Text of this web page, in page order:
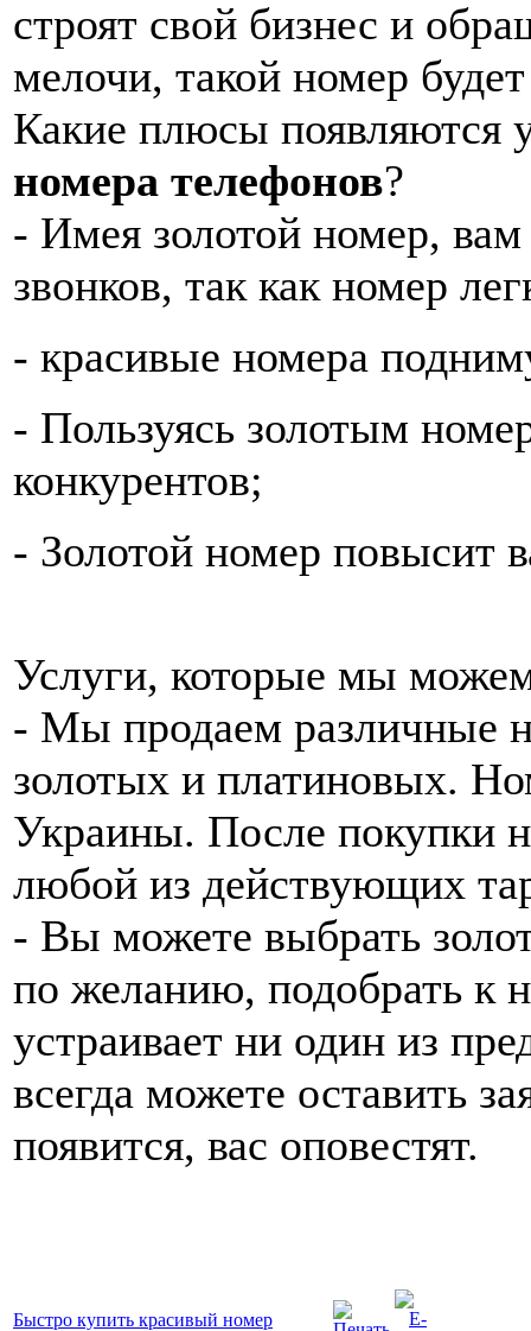
строят свой бизнес и
мелочи, такой номер
Какие плюсы появляются
номера телефонов?
- Имея золотой номер,
звонков, так как номер
- красивые номера
- Пользуясь золотым
конкурентов;
- Золотой номер повысит
Услуги, которые мы
- Мы продаем различные
золотых и платиновых.
Украины. После покупки
любой из действующих
- Вы можете выбрать
по желанию, подобрать к
устраивает ни один из
всегда можете оставить
появится, вас оповестят.
Быстро купить красивый номер